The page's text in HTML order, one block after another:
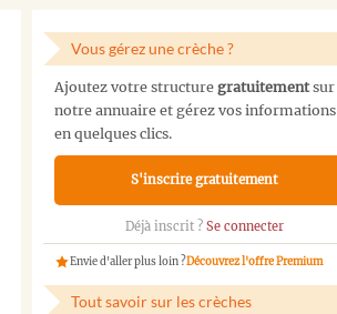
Vous gérez une crèche ?
Ajoutez votre structure gratuitementsur
notre annuaire et gérez vos informations
en quelques clics.
S'inscrire gratuitement
Déjà inscrit ? Se connecter
Envie d'aller plus loin ?Découvrez l'offre Premium
Tout savoir sur les crèches